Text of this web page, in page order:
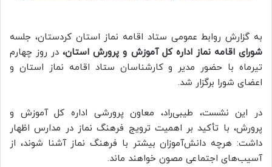
به گزارش روابط عمومی ستاد اقامه نماز استان کردستان، جلسه
شورای اقامه نماز اداره کل آموزش و پرورش استان، در روز چهارم
تیرماه با حضور مدیر و کارشناسان ستاد اقامه نماز استان و
اعضای شورا برگزار شد.
در این نشست، طیبی‌راد، معاون پرورشی اداره کل آموزش و
پرورش، با تأکید بر اهمیت ترویج فرهنگ نماز در مدارس اظهار
داشت: هرچه دانش‌آموزان بیشتر با فرهنگ نماز آشنا شوند، از
آسیب‌های اجتماعی مصون خواهند ماند.